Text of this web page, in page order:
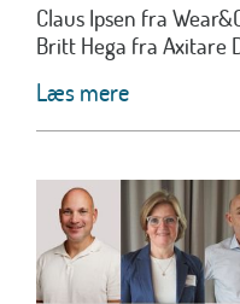
Claus Ipsen fra
Britt Hega fra Axitare
Læs mere